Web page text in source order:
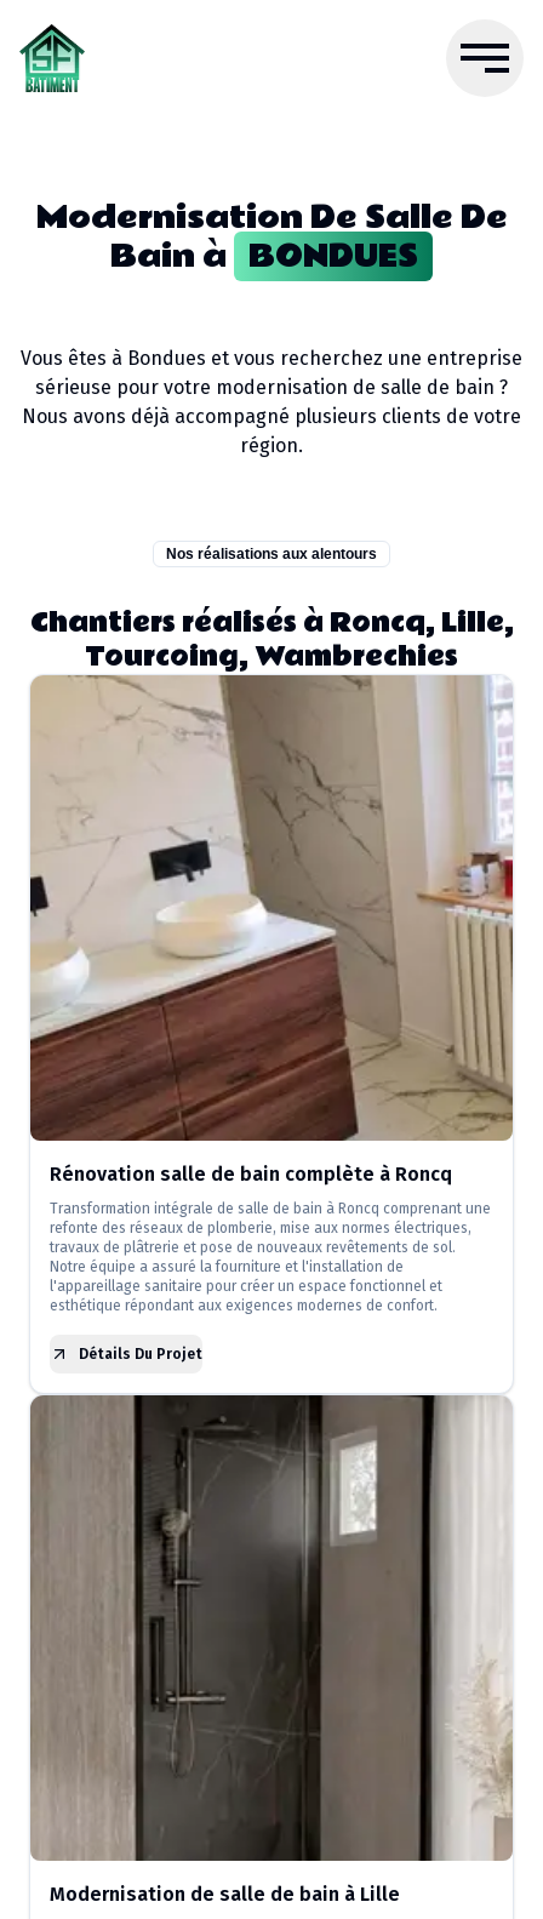
Modernisation De Salle De
Bainà BONDUES
Vous êtes à Bondues et vous recherchez une entreprise
sérieuse pour votre modernisation de salle de bain ?
Nous avons déjà accompagné plusieurs clients de votre
région.
Nos réalisations aux alentours
Chantiers réalisés à Roncq, Lille,
Tourcoing, Wambrechies
Rénovation salle de bain complète à Roncq
Transformation intégrale de salle de bain à Roncq comprenant une
refonte des réseaux de plomberie, mise aux normes électriques,
travaux de plâtrerie et pose de nouveaux revêtements de sol.
Notre équipe a assuré la fourniture et l'installation de
l'appareillage sanitaire pour créer un espace fonctionnel et
esthétique répondant aux exigences modernes de confort.
Détails Du Projet
Modernisation de salle de bain à Lille